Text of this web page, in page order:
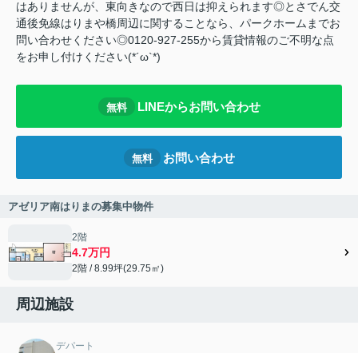
はありませんが、東向きなので西日は抑えられます◎とさでん交
通後免線はりまや橋周辺に関することなら、パークホームまでお
問い合わせください◎0120-927-255から賃貸情報のご不明な点
をお申し付けください(*´ω`*)
無料 LINEからお問い合わせ
無料 お問い合わせ
アゼリア南はりまの募集中物件
2階
4.7万円
2階 / 8.99坪(29.75㎡)
周辺施設
デパート